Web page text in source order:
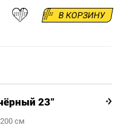
В КОРЗИНУ
23"
см